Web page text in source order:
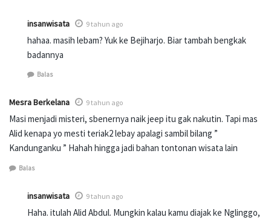
insanwisata 9 tahun ago
hahaa. masih lebam? Yuk ke Bejiharjo. Biar tambah bengkak
badannya
Balas
Mesra Berkelana 9 tahun ago
Masi menjadi misteri, sbenernya naik jeep itu gak nakutin. Tapi mas
Alid kenapa yo mesti teriak2 lebay apalagi sambil bilang ”
Kandunganku ” Hahah hingga jadi bahan tontonan wisata lain
Balas
insanwisata 9 tahun ago
Haha. itulah Alid Abdul. Mungkin kalau kamu diajak ke Nglinggo,